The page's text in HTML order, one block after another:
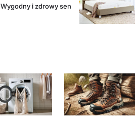
Wygodny i zdrowy sen